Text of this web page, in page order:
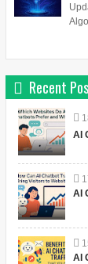
Recent
AI
AI
AI